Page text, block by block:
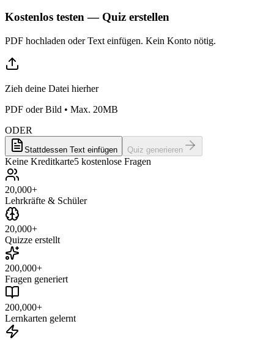
Kostenlos testen — Quiz erstellen
PDF hochladen oder Text einfügen. Kein Konto nötig.
Zieh deine Datei hierher
PDF oder Bild • Max. 20MB
ODER
Stattdessen Text einfügen Quiz generieren
Keine Kreditkarte5 kostenlose Fragen
20,000+
Lehrkräfte & Schüler
20,000+
Quizze erstellt
200,000+
Fragen generiert
200,000+
Lernkarten gelernt